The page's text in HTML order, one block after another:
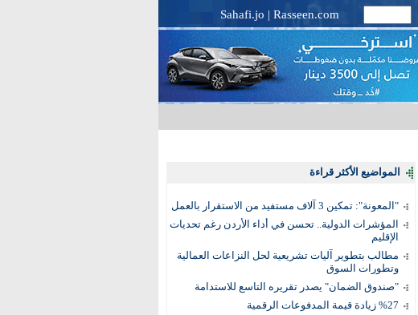
Sahafi.jo | Rasseen.com
المواضيع الأكثر قراءة
"المعونة": تمكين 3 آلاف مستفيد من الاستقرار بالعمل
المؤشرات الدولية.. تحسن في أداء الأردن رغم تحديات
الإقليم
مطالب بتطوير آليات تشريعية لحل النزاعات العمالية
وتطورات السوق
"صندوق الضمان" يصدر تقريره التاسع للاستدامة
%27 زيادة قيمة المدفوعات الرقمية